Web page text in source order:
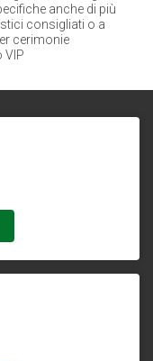
anche di più
consigliati o a
cerimonie
VIP